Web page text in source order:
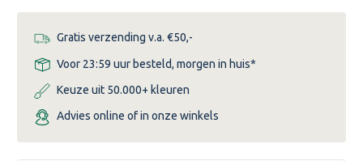
Gratis verzending v.a. €50,-
Voor 23:59 uur besteld, morgen in huis*
Keuze uit 50.000+ kleuren
Advies online of in onze winkels